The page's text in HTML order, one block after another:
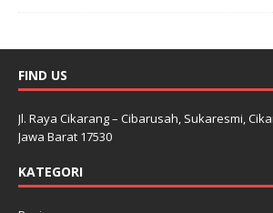
FIND US
Jl. Raya Cikarang – Cibarusah, Sukaresmi,
Jawa Barat 17530
KATEGORI